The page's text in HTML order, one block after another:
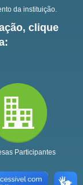
da instituição.
clique
Participantes